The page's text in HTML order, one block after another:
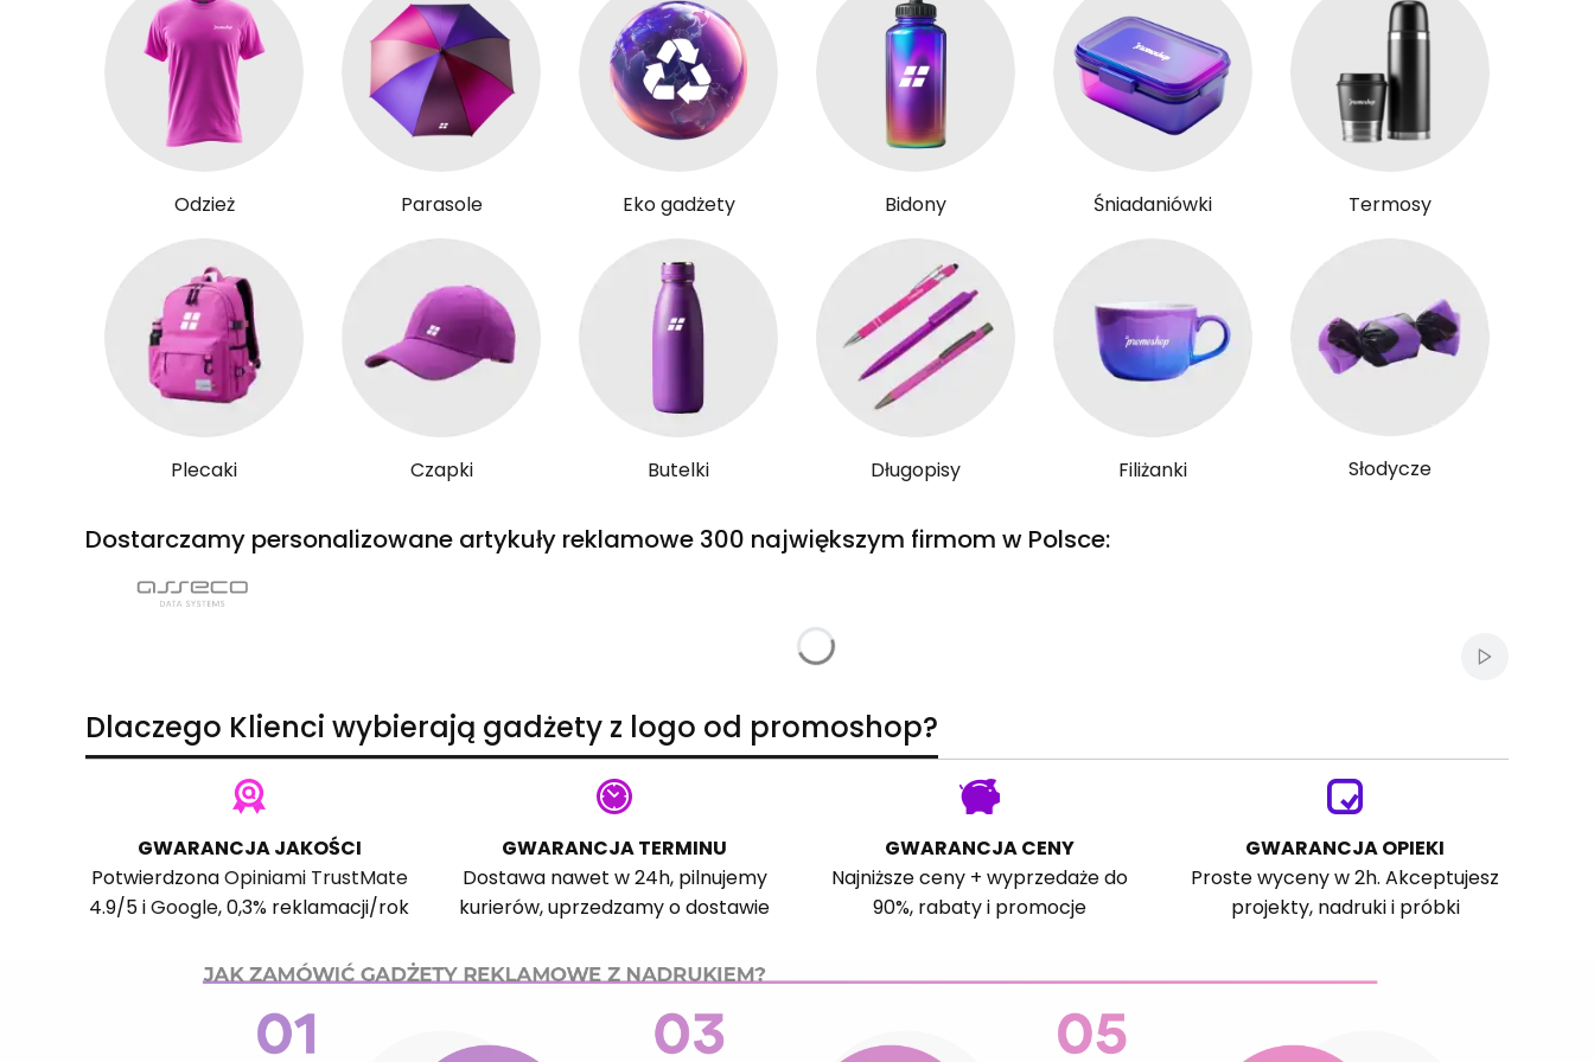
Odzież Parasole Eko gadżety Bidony Śniadaniówki Termosy
Plecaki Czapki Butelki Długopisy Filiżanki Słodycze
Dostarczamy personalizowane artykuły reklamowe 300 największym firmom w Polsce:
Włącz
Dlaczego Klienci wybierają gadżety z logo od promoshop?
GWARANCJA JAKOŚCI
PotwierdzonaOpiniami TrustMate
4.9/5 iGoogle, 0,3% reklamacji/rok
GWARANCJA TERMINU
Dostawa nawet w 24h, pilnujemy
kurierów, uprzedzamy o dostawie
GWARANCJA CENY
Najniższe ceny + wyprzedaże do
90%, rabaty i promocje
GWARANCJA OPIEKI
Proste wyceny w 2h. Akceptujesz
projekty, nadruki i próbki